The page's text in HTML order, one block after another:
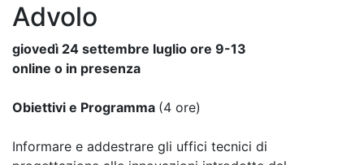
Advolo
giovedì 24 settembre luglio ore 9-13
online o in presenza
Obiettivi e Programma (4 ore)
Informare e addestrare gli uffici tecnici di